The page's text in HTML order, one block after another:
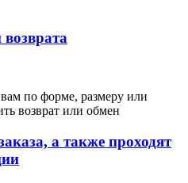
по форме, размеру или
возврат или обмен
а также проходят